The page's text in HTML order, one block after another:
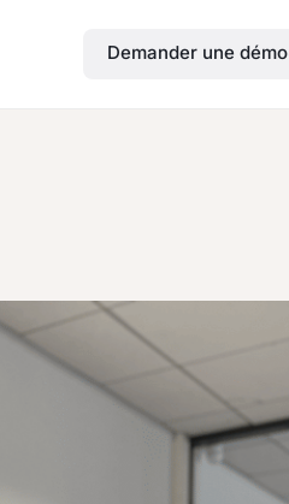
Demander une démo